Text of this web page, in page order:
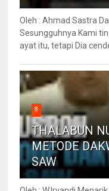
Oleh : Ahmad Sastra
Sesungguhnya Kami
ayat itu, tetapi Dia
8
THALABUN
METODE
SAW